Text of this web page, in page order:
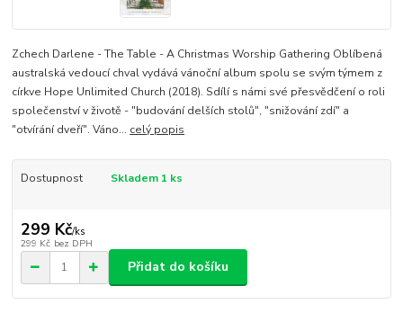
Zchech Darlene - The Table - A Christmas Worship Gathering Oblíbená
australská vedoucí chval vydává vánoční album spolu se svým týmem z
církve Hope Unlimited Church (2018). Sdílí s námi své přesvědčení o roli
společenství v životě - "budování delších stolů", "snižování zdí" a
"otvírání dveří". Váno... celý popis
Dostupnost Skladem 1 ks
299 Kč/ks
299 Kč bez DPH
Přidat do košíku